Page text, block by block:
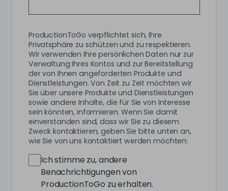
ProductionToGo verpflichtet sich, Ihre
Privatsphäre zu schützen und zu respektieren.
Wir verwenden Ihre persönlichen Daten nur zur
Verwaltung Ihres Kontos und zur Bereitstellung
der von Ihnen angeforderten Produkte und
Dienstleistungen. Von Zeit zu Zeit möchten wir
Sie über unsere Produkte und Dienstleistungen
sowie andere Inhalte, die für Sie von Interesse
sein könnten, informieren. Wenn Sie damit
einverstanden sind, dass wir Sie zu diesem
Zweck kontaktieren, geben Sie bitte unten an,
wie Sie von uns kontaktiert werden möchten:
Ich stimme zu, andere
Benachrichtigungen von
ProductionToGo zu erhalten.